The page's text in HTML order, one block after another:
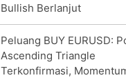
Bullish Berlanjut
Peluang BUY EURUSD:
Ascending Triangle
Terkonfirmasi,